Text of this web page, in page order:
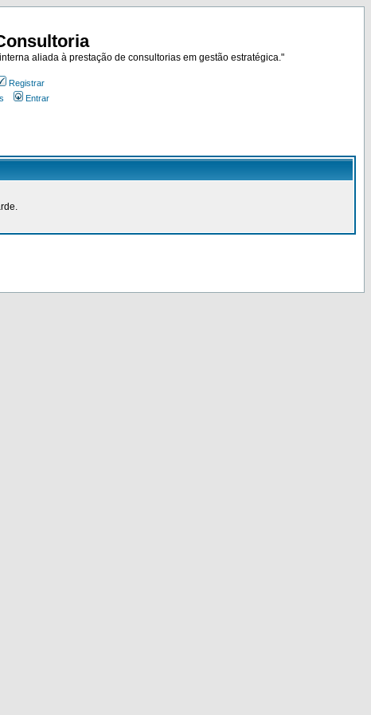
aliada à prestação de consultorias em gestão estratégica."
Registrar
Entrar